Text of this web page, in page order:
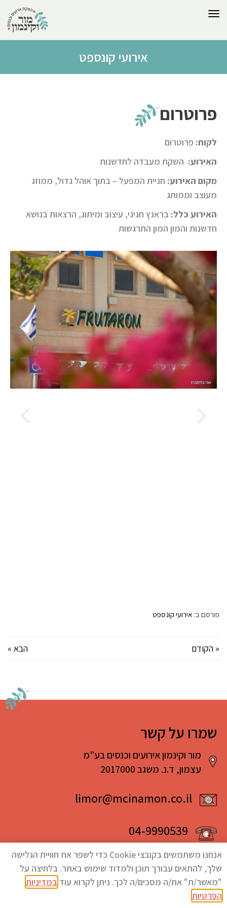
תפריט
אירועי קונספט
פרוטרום
לקוח: פרוטרום
האירוע: השקת מעבדה לחדשנות
מקום האירוע: חניית המפעל – בתוך אוהל גדול, ממוזג
מעוצב וממותג
האירוע כלל: בראנץ חגיגי, עיצוב ומיתוג, הרצאות בנושא
חדשנות והמון המון התרגשות
פורסם ב: אירועי קונספט
« הקודם הבא »
שמרו על קשר
מור וקינמון אירועים וכנסים בע"מ
עצמון, ד.נ. משגב 2017000
limor@mcinamon.co.il
04-9990539
מדיניות פרטיות
אנחנו משתמשים בקובצי Cookie כדי לשפר את חוויית הגלישה
שלך, להתאים עבורך תוכן ולמדוד שימוש באתר. בלחיצה על
"מאשר/ת" את/ה מסכים/ה לכך. ניתן לקרוא עוד במדיניות
הפרטיות